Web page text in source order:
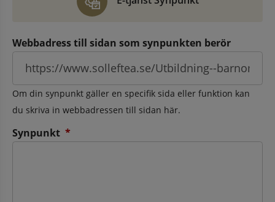
Webbadress till sidan som synpunkten berör
Om din synpunkt gäller en specifik sida eller funktion kan
du skriva in webbadressen till sidan här.
Synpunkt *